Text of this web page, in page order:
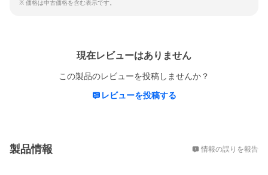
※ 価格は中古価格を含む表示です。
現在レビューはありません
この製品のレビューを投稿しませんか？
レビューを投稿する
製品情報 情報の誤りを報告